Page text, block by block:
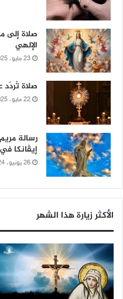
صلاة إلى
الإلهي
23 مايو، 2025
صلاة تُردّد
22 مايو، 2025
رسالة
إيڤانكا في 25 حزيران 2024
26 يونيو، 2024
الأكثر زيارة هذا الشهر